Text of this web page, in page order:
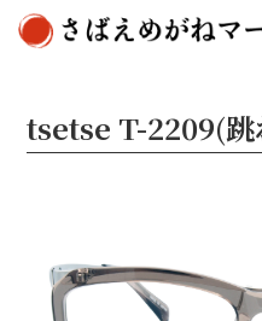
鯖江
お
tsetse T-2209(跳